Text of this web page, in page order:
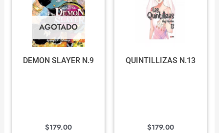
AGOTADO
DEMON SLAYER N.9
$179.00
QUINTILLIZAS N.13
$179.00